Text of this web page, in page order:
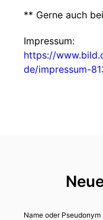
** Gerne auch bei
Impressum:
https://
de/impressum-
Name oder Pseudonym